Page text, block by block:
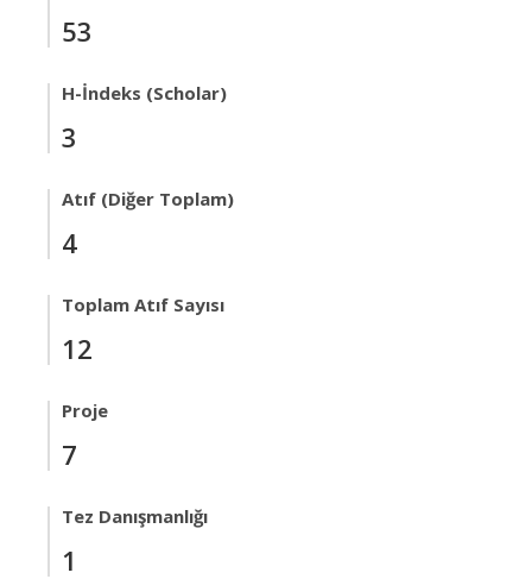
53
H-İndeks (Scholar)
3
Atıf (Diğer Toplam)
4
Toplam Atıf Sayısı
12
Proje
7
Tez Danışmanlığı
1